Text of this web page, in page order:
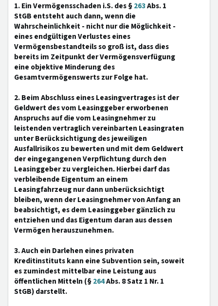
1. Ein Vermögensschaden i.S. des §263Abs. 1
StGB entsteht auch dann, wenn die
Wahrscheinlichkeit - nicht nur die Möglichkeit -
eines endgültigen Verlustes eines
Vermögensbestandteils so groß ist, dass dies
bereits im Zeitpunkt der Vermögensverfügung
eine objektive Minderung des
Gesamtvermögenswerts zur Folge hat.
2. Beim Abschluss eines Leasingvertrages ist der
Geldwert des vom Leasinggeber erworbenen
Anspruchs auf die vom Leasingnehmer zu
leistenden vertraglich vereinbarten Leasingraten
unter Berücksichtigung des jeweiligen
Ausfallrisikos zu bewerten und mit dem Geldwert
der eingegangenen Verpflichtung durch den
Leasinggeber zu vergleichen. Hierbei darf das
verbleibende Eigentum an einem
Leasingfahrzeug nur dann unberücksichtigt
bleiben, wenn der Leasingnehmer von Anfang an
beabsichtigt, es dem Leasinggeber gänzlich zu
entziehen und das Eigentum daran aus dessen
Vermögen herauszunehmen.
3. Auch ein Darlehen eines privaten
Kreditinstituts kann eine Subvention sein, soweit
es zumindest mittelbar eine Leistung aus
öffentlichen Mitteln (§264Abs. 8 Satz 1 Nr. 1
StGB) darstellt.